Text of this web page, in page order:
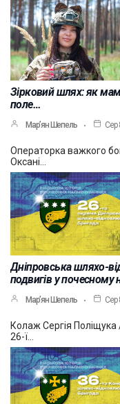
Зірковий шлях: як
поле…
Мар’ян Шепель Сер
Операторка важкого
Оксані…
Дніпровська шляхо-
подвигів у почесному
Мар’ян Шепель Сер
Колаж Сергія
26-ї…